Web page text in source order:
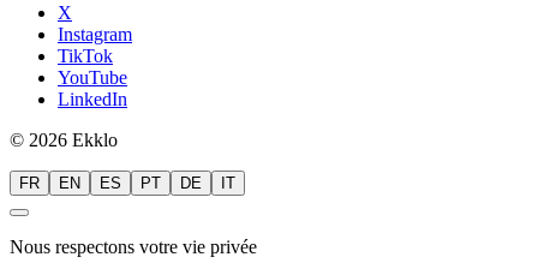
X
Instagram
TikTok
YouTube
LinkedIn
© 2026 Ekklo
FR EN ES PT DE IT
Nous respectons votre vie privée